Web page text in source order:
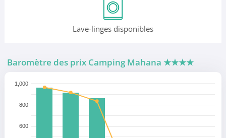
Lave-linges disponibles
Baromètre des prix Camping Mahana ★★★★
600
800
1,000